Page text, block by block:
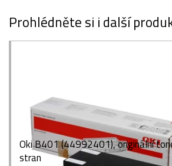
Prohlédněte si i další
Oki B401 (44992401), originální
stran